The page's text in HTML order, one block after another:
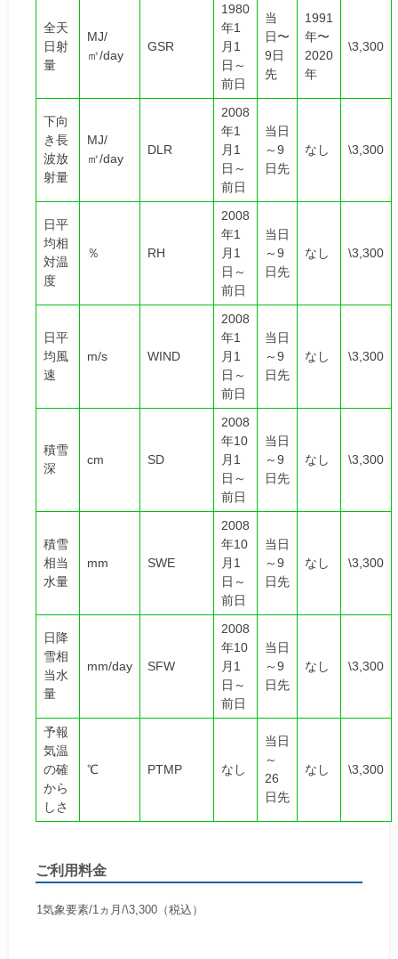
全天
日射
量
MJ/
㎡/day
GSR
1980
年1
月1
日～
前日
当
⽇〜
9⽇
先
1991
年〜
2020
年
\3,300
下向
き長
波放
射量
MJ/
㎡/day
DLR
2008
年1
月1
日～
前日
当日
～9
日先
なし \3,300
日平
均相
対温
度
％ RH
2008
年1
月1
日～
前日
当日
～9
日先
なし \3,300
日平
均風
速
m/s WIND
2008
年1
月1
日～
前日
当日
～9
日先
なし \3,300
積雪
深
cm SD
2008
年10
月1
日～
前日
当日
～9
日先
なし \3,300
積雪
相当
水量
mm SWE
2008
年10
月1
日～
前日
当日
～9
日先
なし \3,300
日降
雪相
当水
量
mm/day SFW
2008
年10
月1
日～
前日
当日
～9
日先
なし \3,300
予報
気温
の確
から
しさ
℃ PTMP なし
当日
～
26
日先
なし \3,300
ご利用料金
1気象要素/1ヵ月/\3,300（税込）